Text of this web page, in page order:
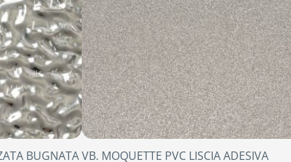
BUGNATAVB. MOQUETTE PVC LISCIA ADESIVA